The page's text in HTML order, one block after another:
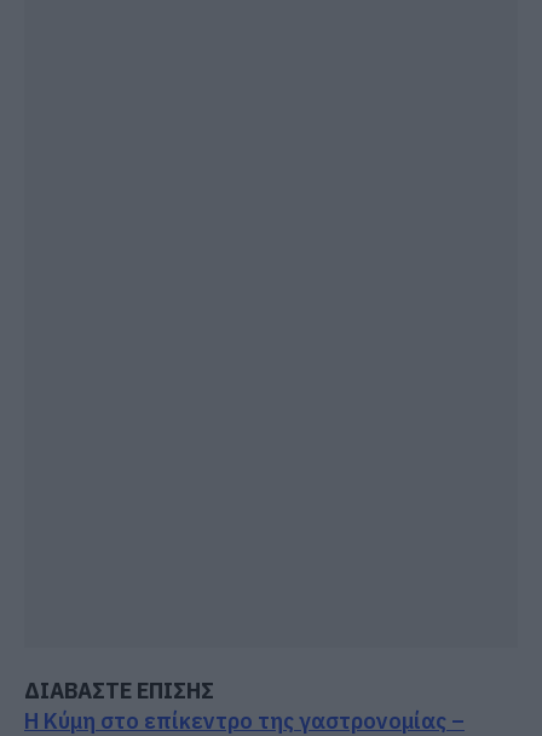
ΔΙΑΒΑΣΤΕ ΕΠΙΣΗΣ
Η Κύμη στο επίκεντρο της γαστρονομίας –